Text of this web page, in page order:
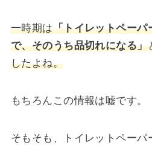
一時期は「トイレットペーパ
で、そのうち品切れになる」
したよね。
もちろんこの情報は嘘です。
そもそも、トイレットペーパ